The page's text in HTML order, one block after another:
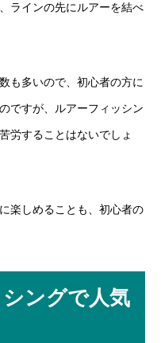
、ラインの先にルアーを結べ
も多いので、初心者の方に
ですが、ルアーフィッシン
労することはないでしょ
楽しめることも、初心者の
ングで人気